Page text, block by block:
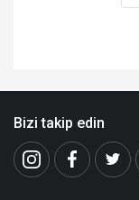
Bizi takip edin